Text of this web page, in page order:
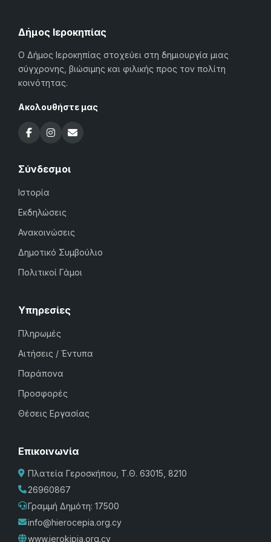
Δήμος Ιεροκηπίας
Ο Δήμος Ιεροκηπίας στοχεύει στη δημιουργία μιας
σύγχρονης, βιώσιμης και φιλικής προς τον πολίτη
κοινότητας.
Ακολουθήστε μας
Σύνδεσμοι
Ιστορία
Εκδηλώσεις
Ανακοινώσεις
Δημοτικό Συμβούλιο
Πολιτικοί Γάμοι
Υπηρεσίες
Πληρωμές
Αιτήσεις / Έντυπα
Παράπονα
Προσφορές
Θέσεις Εργασίας
Επικοινωνία
Πλατεία Γεροσκήπου, Τ.Θ. 63015, 8210
26960867
Γραμμή Δημότη: 17500
info@hierocepia.org.cy
www.ierokipia.org.cy